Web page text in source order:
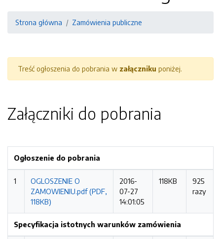
Strona główna Zamówienia publiczne
Treść ogłoszenia do pobrania w załączniku poniżej.
Załączniki do pobrania
Ogłoszenie do pobrania
1
OGLOSZENIE O
ZAMOWIENIU.pdf (PDF,
118KB)
2016-
07-27
14:01:05
118KB
925
razy
Specyfikacja istotnych warunków zamówienia